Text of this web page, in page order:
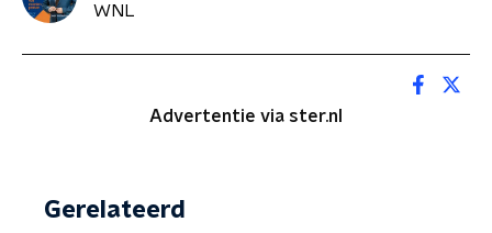
WNL
Advertentie via ster.nl
Gerelateerd